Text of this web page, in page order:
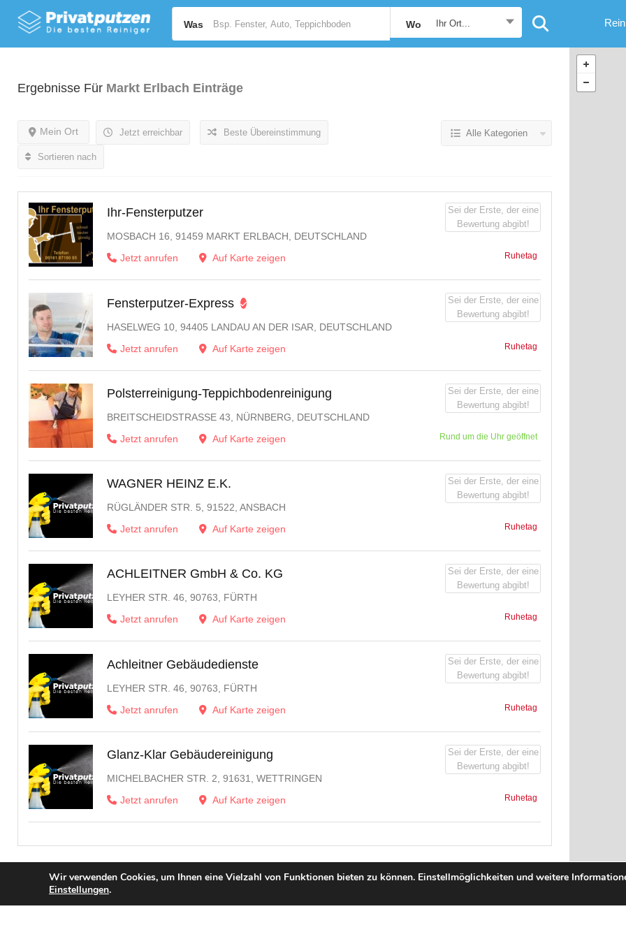
Was Wo Ihr Ort...
Ergebnisse Für Markt Erlbach Einträge
Jetzt erreichbar
Mein Ort Beste Übereinstimmung
Sortieren nach
Alle Kategorien
Ihr-Fensterputzer
MOSBACH 16, 91459 MARKT ERLBACH, DEUTSCHLAND
Jetzt anrufen
Auf Karte zeigen Ruhetag
Sei der Erste, der eine
Bewertung abgibt!
Fensterputzer-Express
HASELWEG 10, 94405 LANDAU AN DER ISAR, DEUTSCHLAND
Jetzt anrufen
Auf Karte zeigen Ruhetag
Sei der Erste, der eine
Bewertung abgibt!
Polsterreinigung-Teppichbodenreinigung
BREITSCHEIDSTRASSE 43, NÜRNBERG, DEUTSCHLAND
Jetzt anrufen
Auf Karte zeigen Rund um die Uhr geöffnet
Sei der Erste, der eine
Bewertung abgibt!
WAGNER HEINZ E.K.
RÜGLÄNDER STR. 5, 91522, ANSBACH
Jetzt anrufen
Auf Karte zeigen Ruhetag
Sei der Erste, der eine
Bewertung abgibt!
ACHLEITNER GmbH & Co. KG
LEYHER STR. 46, 90763, FÜRTH
Jetzt anrufen
Auf Karte zeigen Ruhetag
Sei der Erste, der eine
Bewertung abgibt!
Achleitner Gebäudedienste
LEYHER STR. 46, 90763, FÜRTH
Jetzt anrufen
Auf Karte zeigen Ruhetag
Sei der Erste, der eine
Bewertung abgibt!
Glanz-Klar Gebäudereinigung
MICHELBACHER STR. 2, 91631, WETTRINGEN
Jetzt anrufen
Auf Karte zeigen Ruhetag
Sei der Erste, der eine
Bewertung abgibt!
Wir verwenden Cookies, um Ihnen eine Vielzahl von Funktionen bieten zu können. Einstellmöglichkeiten und weitere
Einstellungen.